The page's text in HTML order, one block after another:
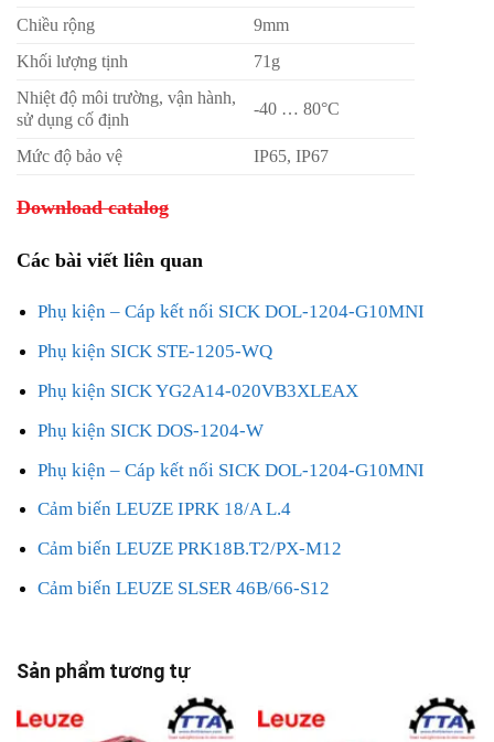
Chiều rộng
9mm
Khối lượng tịnh
71g
Nhiệt độ môi trường, vận hành,
sử dụng cố định
-40 … 80°C
Mức độ bảo vệ IP65, IP67
Download catalog
Các bài viết liên quan
Phụ kiện – Cáp kết nối SICK DOL-1204-G10MNI
Phụ kiện SICK STE-1205-WQ
Phụ kiện SICK YG2A14-020VB3XLEAX
Phụ kiện SICK DOS-1204-W
Phụ kiện – Cáp kết nối SICK DOL-1204-G10MNI
Cảm biến LEUZE IPRK 18/A L.4
Cảm biến LEUZE PRK18B.T2/PX-M12
Cảm biến LEUZE SLSER 46B/66-S12
Sản phẩm tương tự